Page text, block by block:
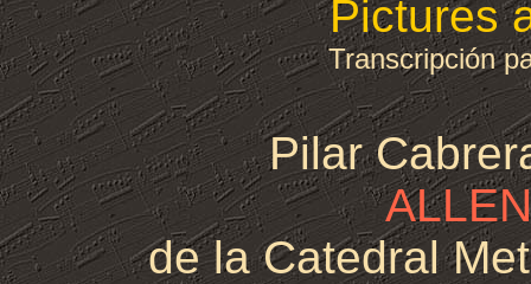
Pictures
Transcripción
Pilar
de la Catedral